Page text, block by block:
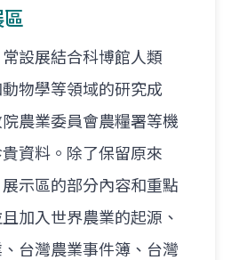
常設展結合科博館人類
物學等領域的研究成
農業委員會農糧署等機
資料。除了保留原來
展示區的部分內容和重點
加入世界農業的起源、
台灣農業事件簿、台灣